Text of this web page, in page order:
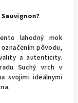
lahodný mok
pôvodu,
a autenticity.
Suchý vrch v
svojimi ideálnymi